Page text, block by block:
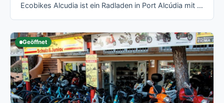
Ecobikes Alcudia ist ein Radladen in Port Alcúdia mit Abholung vor Ort und einer breiten Flotte von Lapierre-Rennrädern bis zum Kinderrad. …
Geöffnet